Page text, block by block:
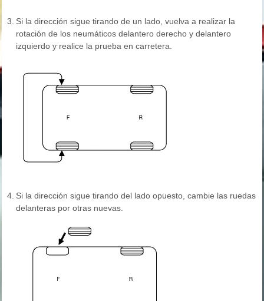
3. Si la dirección sigue tirando de un lado, vuelva a realizar la
rotación de los neumáticos delantero derecho y delantero
izquierdo y realice la prueba en carretera.
4. Si la dirección sigue tirando del lado opuesto, cambie las ruedas
delanteras por otras nuevas.